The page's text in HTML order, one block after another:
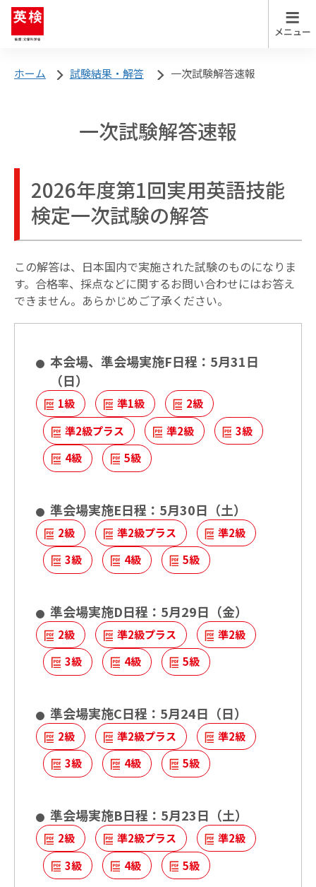
お申し込み
試験結果
解答
試験内容
団体・学校
関係者の方
英検について
英検の実施スケジュール
英検Can-doリスト
各級の目安
英検CSEスコアとは
受験の状況
成績優秀者表彰制度
英検を活用する
入試活用・単位認定
英検で海外留学
通訳ガイド試験での活用
お問い合わせ
サイトマップ
ホーム 試験結果・解答 一次試験解答速報
一次試験解答速報
2026年度第1回実用英語技能
検定一次試験の解答
この解答は、日本国内で実施された試験のものになりま
す。合格率、採点などに関するお問い合わせにはお答え
できません。あらかじめご了承ください。
本会場、準会場実施F日程：5月31日
（日）
1級 準1級
2級
準2級プラス
準2級
3級
4級
5級
準会場実施E日程：5月30日（土）
2級 準2級プラス
準2級
3級
4級 5級
準会場実施D日程：5月29日（金）
2級 準2級プラス
準2級
3級
4級 5級
準会場実施C日程：5月24日（日）
2級 準2級プラス
準2級
3級
4級 5級
準会場実施B日程：5月23日（土）
2級 準2級プラス
準2級
3級
4級 5級